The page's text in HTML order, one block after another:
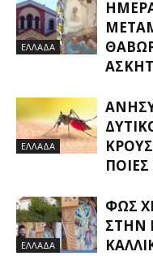
ΕΛΛΑΔΑ
ΕΛΛΑΔΑ
ΕΛΛΑΔΑ
ΦΩΣ
ΣΤΗΝ